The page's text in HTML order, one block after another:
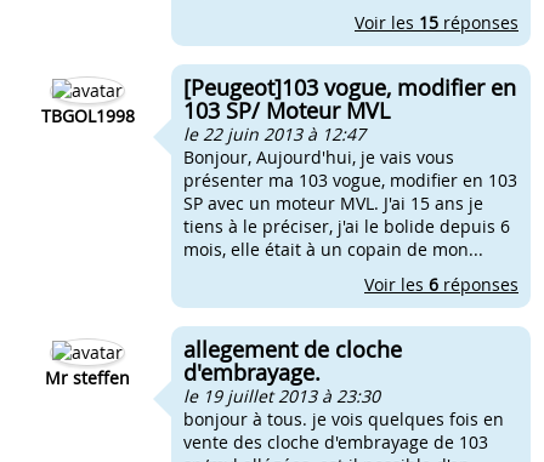
Voir les 15 réponses
TBGOL1998
[Peugeot]103 vogue, modifier en
103 SP/ Moteur MVL
le 22 juin 2013 à 12:47
Bonjour, Aujourd'hui, je vais vous
présenter ma 103 vogue, modifier en 103
SP avec un moteur MVL. J'ai 15 ans je
tiens à le préciser, j'ai le bolide depuis 6
mois, elle était à un copain de mon...
Voir les 6 réponses
Mr steffen
allegement de cloche
d'embrayage.
le 19 juillet 2013 à 23:30
bonjour à tous. je vois quelques fois en
vente des cloche d'embrayage de 103